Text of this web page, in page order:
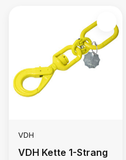
VDH
VDH Kette 1-Strang